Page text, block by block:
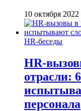
10 октября 2022
HR-беседы
HR-
отрасли:
персонала